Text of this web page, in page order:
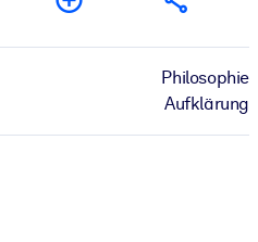
Philosophie
Aufklärung